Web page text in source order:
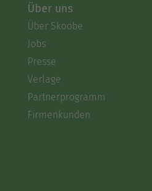
Über uns
Über Skoobe
Jobs
Presse
Verlage
Partnerprogramm
Firmenkunden